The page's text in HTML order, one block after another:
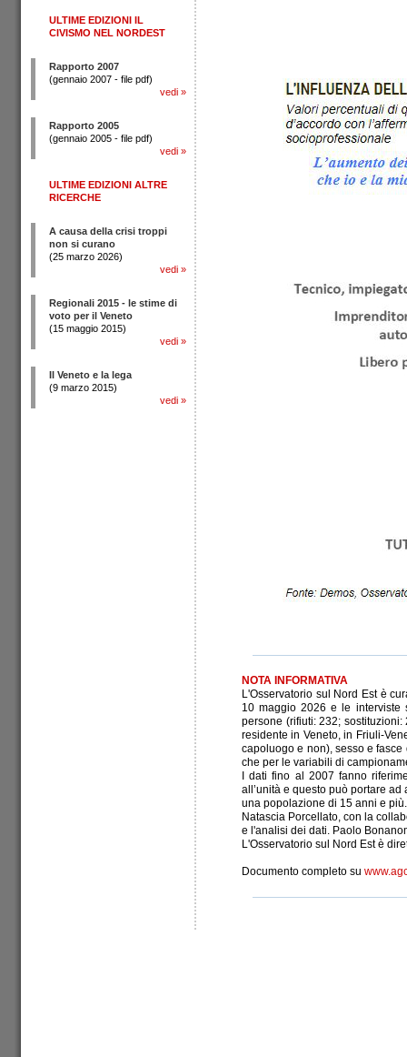
ULTIME EDIZIONI IL
CIVISMO NEL NORDEST
Rapporto 2007
(gennaio 2007 - file pdf)
vedi »
Rapporto 2005
(gennaio 2005 - file pdf)
vedi »
ULTIME EDIZIONI ALTRE
RICERCHE
A causa della crisi troppi
non si curano
(25 marzo 2026)
vedi »
Regionali 2015 - le stime di
voto per il Veneto
(15 maggio 2015)
vedi »
Il Veneto e la lega
(9 marzo 2015)
vedi »
NOTA INFORMATIVA
L'Osservatorio sul Nord Est è
10 maggio 2026 e le interviste
persone (rifiuti: 232;
residente in Veneto, in Friuli-
capoluogo e non), sesso e
che per le variabili di
I dati fino al 2007 fanno
all’unità e questo può portare
una popolazione di 15 anni e più.
Natascia Porcellato, con la
e l'analisi dei dati. Paolo
L'Osservatorio sul Nord Est è
Documento completo su